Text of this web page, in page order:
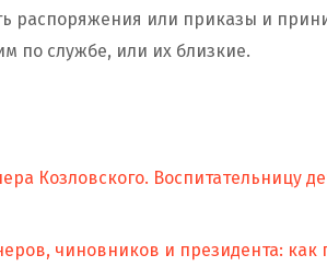
распоряжения или приказы и
по службе, или их близкие.
Козловского. Воспитательницу
чиновников и президента: как